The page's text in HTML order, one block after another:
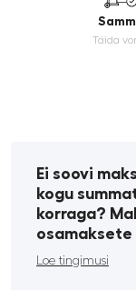
Täida
Ei soovi
kogu
korraga?
osamaksete
Loe tingimusi